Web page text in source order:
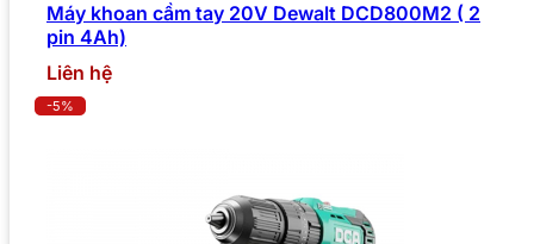
Máy khoan cầm tay 20V Dewalt DCD800M2 ( 2
pin 4Ah)
Liên hệ
-5%